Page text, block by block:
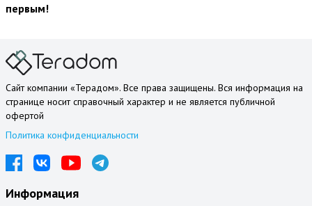
первым!
Сайт компании «Терадом». Все права защищены. Вся информация на
странице носит справочный характер и не является публичной
офертой
Политика конфиденциальности
Информация